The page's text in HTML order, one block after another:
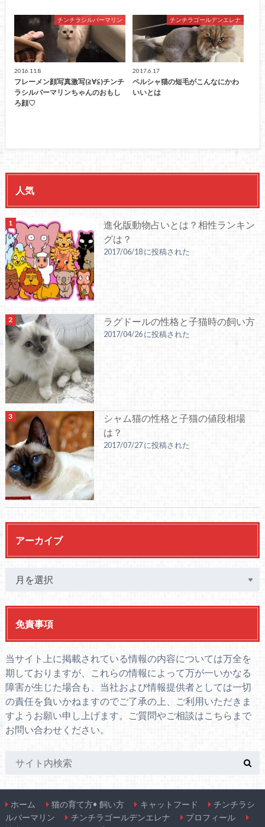
チンチラシルバーマリン
2016.11.8
フレーメン顔写真激写(≧∀≦)チンチ
ラシルバーマリンちゃんのおもし
ろ顔♡
チンチラゴールデンエレナ
2017.6.17
ペルシャ猫の短毛がこんなにかわ
いいとは
人気
進化版動物占いとは？相性ランキン
グは？
2017/06/18 に投稿された
ラグドールの性格と子猫時の飼い方
2017/04/26 に投稿された
シャム猫の性格と子猫の値段相場
は？
2017/07/27 に投稿された
アーカイブ
免責事項
当サイト上に掲載されている情報の内容については万全を
期しておりますが、これらの情報によって万が一いかなる
障害が生じた場合も、当社および情報提供者としては一切
の責任を負いかねますのでご了承の上、ご利用いただきま
すようお願い申し上げます。ご質問やご相談はこちら まで
お問い合わせください。
ホーム 猫の育て方• 飼い方 キャットフード
チンチラシ
ルバーマリン
チンチラゴールデンエレナ
プロフィール